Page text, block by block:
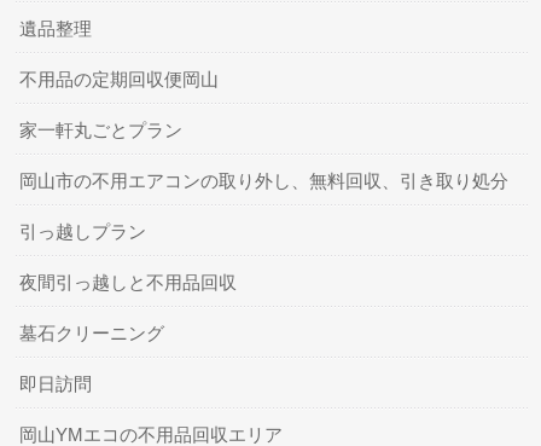
遺品整理
不用品の定期回収便岡山
家一軒丸ごとプラン
岡山市の不用エアコンの取り外し、無料回収、引き取り処分
引っ越しプラン
夜間引っ越しと不用品回収
墓石クリーニング
即日訪問
岡山YMエコの不用品回収エリア